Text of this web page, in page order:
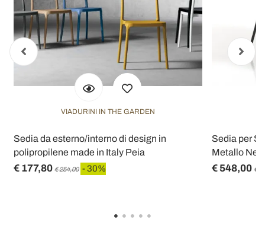
VIADURINI IN THE GARDEN
Sedia da esterno/interno di design in
polipropilene made in Italy Peia
€ 177,80 € 254,00 - 30%
Sedia per
Metallo
€ 548,00 €